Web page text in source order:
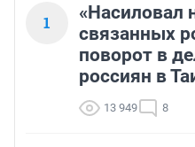
1
«Насиловал
связанных
поворот в
россиян в
13 949 8